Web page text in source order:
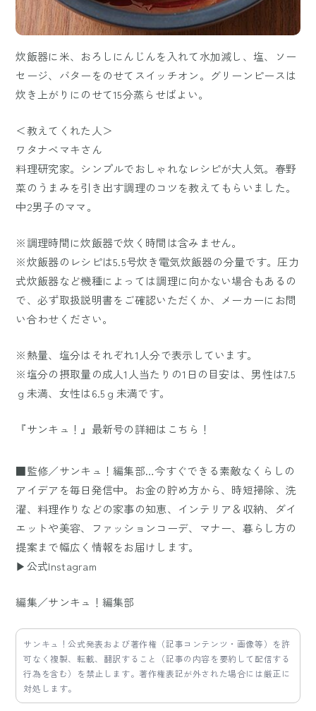
炊飯器に米、おろしにんじんを入れて水加減し、塩、ソー
セージ、バターをのせてスイッチオン。グリーンピースは
炊き上がりにのせて15分蒸らせばよい。
＜教えてくれた人＞
ワタナベマキさん
料理研究家。シンプルでおしゃれなレシピが大人気。春野
菜のうまみを引き出す調理のコツを教えてもらいました。
中2男子のママ。
※調理時間に炊飯器で炊く時間は含みません。
※炊飯器のレシピは5.5号炊き電気炊飯器の分量です。圧力
式炊飯器など機種によっては調理に向かない場合もあるの
で、必ず取扱説明書をご確認いただくか、メーカーにお問
い合わせください。
※熱量、塩分はそれぞれ1人分で表示しています。
※塩分の摂取量の成人1人当たりの1日の目安は、男性は7.5
ｇ未満、女性は6.5ｇ未満です。
『サンキュ！』最新号の詳細はこちら！
■監修／サンキュ！編集部…今すぐできる素敵なくらしの
アイデアを毎日発信中。お金の貯め方から、時短掃除、洗
濯、料理作りなどの家事の知恵、インテリア＆収納、ダイ
エットや美容、ファッションコーデ、マナー、暮らし方の
提案まで幅広く情報をお届けします。
▶公式Instagram
編集／サンキュ！編集部
サンキュ！公式発表および著作権（記事コンテンツ・画像等）を許
可なく複製、転載、翻訳すること（記事の内容を要約して配信する
行為を含む）を禁止します。著作権表記が外された場合には厳正に
対処します。